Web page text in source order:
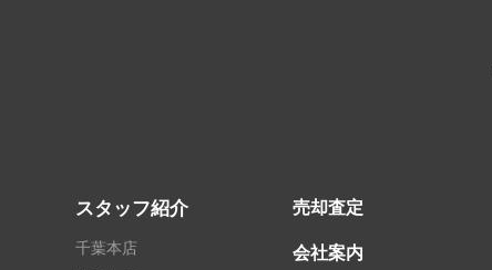
スタッフ紹介
千葉本店
売却査定
会社案内